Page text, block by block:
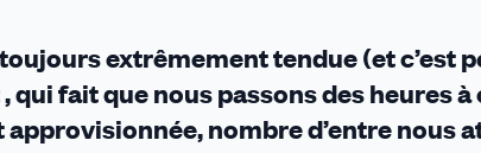
extrêmement tendue (et c’est
fait que nous passons des heures
nombre d’entre nous